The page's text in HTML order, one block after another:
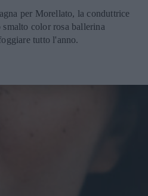
per Morellato, la conduttrice
color rosa ballerina
tutto l'anno.